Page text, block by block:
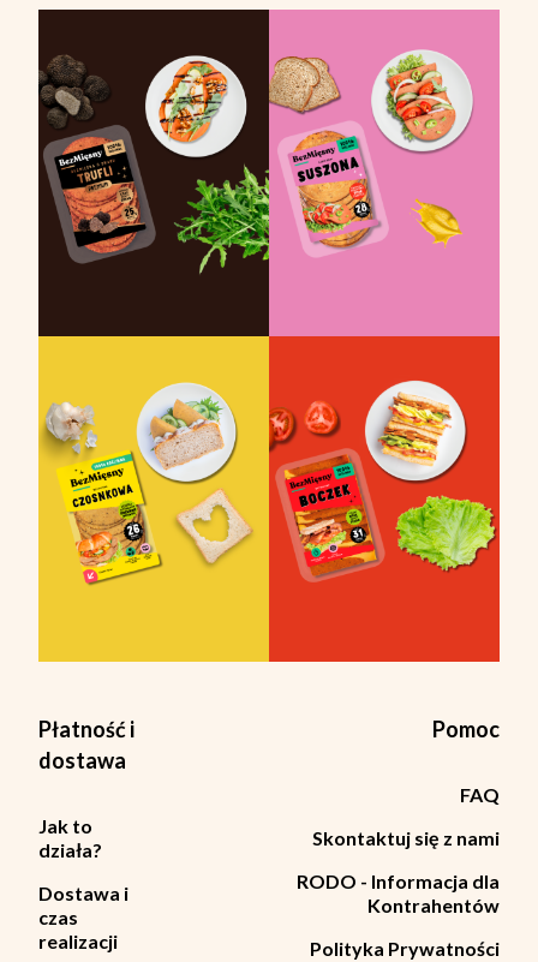
Płatność i
dostawa
Jak to
działa?
Dostawa i
czas
realizacji
Pomoc
FAQ
Skontaktuj się z nami
RODO - Informacja dla
Kontrahentów
Polityka Prywatności